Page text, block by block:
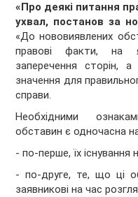
«Про деякі питання
ухвал, постанов за
«До нововиявлених
правові факти, на
заперечення сторін,
значення для
справи.
Необхідними
обставин є одночасна
- по-перше, їх існування
- по-друге, те, що ці
заявникові на час